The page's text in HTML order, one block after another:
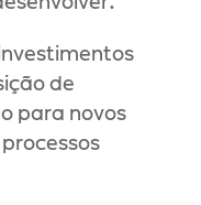
de
para novos